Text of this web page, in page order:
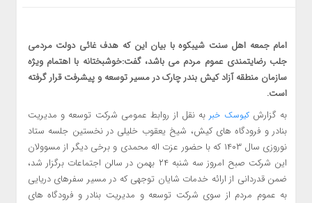
امام جمعه اهل سنت شیبکوه با بیان این که هدف غائی دولت مردمی
جلب رضایتمندی عموم مردم می باشد، گفت:خوشبختانه با اهتمام ویژه
سازمان منطقه آزاد کیش بندر چارک در مسیر توسعه و پیشرفت قرار گرفته
است.
به گزارشکیوسک خبر به نقل از روابط عمومی شرکت توسعه و مدیریت
بنادر و فرودگاه های کیش، شیخ یعقوب خلیلی در نخستین جلسه ستاد
نوروزی سال ۱۴۰۳ که با حضور عزت اله محمدی و برخی دیگر از مسوولان
این شرکت صبح امروز سه شنبه ۲۴ بهمن در سالن اجتماعات برگزار شد،
ضمن قدردانی از ارائه خدمات شایان توجهی که در مسیر سفرهای دریایی
به عموم مردم از سوی شرکت توسعه و مدیریت بنادر و فرودگاه های